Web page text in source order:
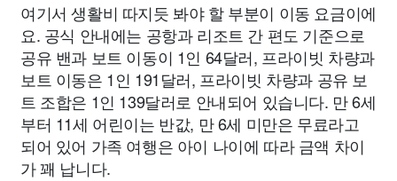
여기서 생활비 따지듯 봐야 할 부분이 이동 요금이에
요. 공식 안내에는 공항과 리조트 간 편도 기준으로
공유 밴과 보트 이동이 1인 64달러, 프라이빗 차량과
보트 이동은 1인 191달러, 프라이빗 차량과 공유 보
트 조합은 1인 139달러로 안내되어 있습니다. 만 6세
부터 11세 어린이는 반값, 만 6세 미만은 무료라고
되어 있어 가족 여행은 아이 나이에 따라 금액 차이
가 꽤 납니다.